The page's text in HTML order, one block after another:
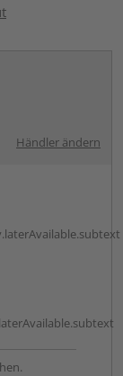
Händler ändern